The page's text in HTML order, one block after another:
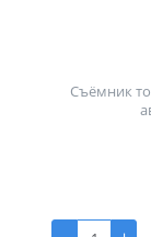
Съёмник